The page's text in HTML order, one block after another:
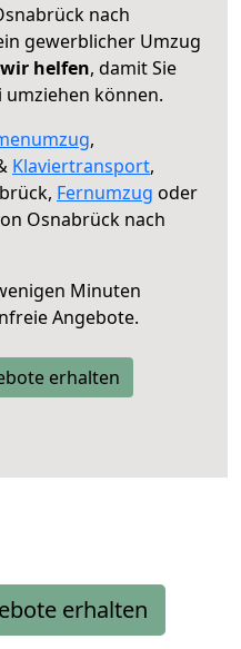
nach
gewerblicher Umzug
wir helfen, damit Sie
können.
,
Klaviertransport,
Fernumzug oder
Osnabrück nach
Minuten
Angebote.
erhalten
erhalten